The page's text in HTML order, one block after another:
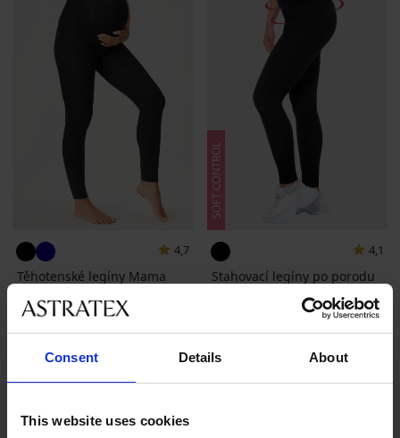
Consent Details About
This website uses cookies
4,7
Těhotenské legíny Mama
729 Kč
4,1
Stahovací legíny po porodu